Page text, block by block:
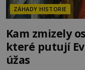
ZÁHADY HISTORIE
Kam zmizely
které putují
úžas